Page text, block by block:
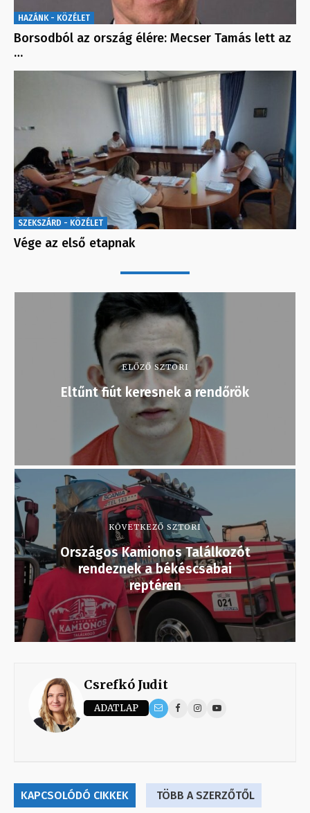
HAZÁNK - KÖZÉLET
Borsodból az ország élére: Mecser Tamás lett az
…
SZEKSZÁRD - KÖZÉLET
Vége az első etapnak
ELŐZŐ SZTORI
Eltűnt fiút keresnek a rendőrök
KÖVETKEZŐ SZTORI
Országos Kamionos Találkozót
rendeznek a békéscsabai
reptéren
Csrefkó Judit
ADATLAP
KAPCSOLÓDÓ CIKKEK TÖBB A SZERZŐTŐL